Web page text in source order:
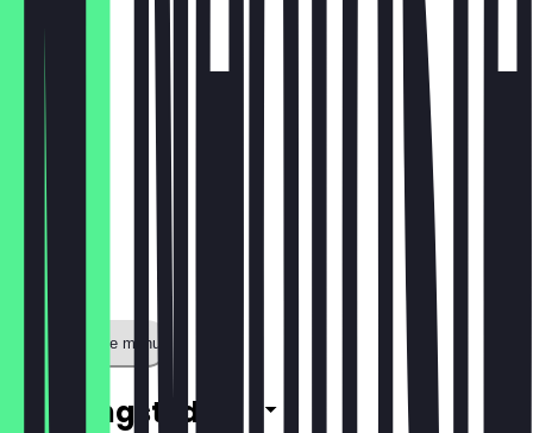
Toon volledige menu
Openingstijden